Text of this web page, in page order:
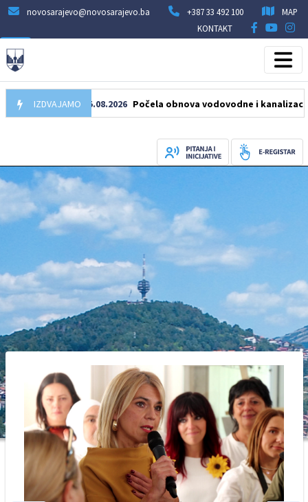
novosarajevo@novosarajevo.ba +387 33 492 100
MAP
KONTAKT
IZDVAJAMO
05.08.2026 Počela obnova vodovodne i kanalizacione